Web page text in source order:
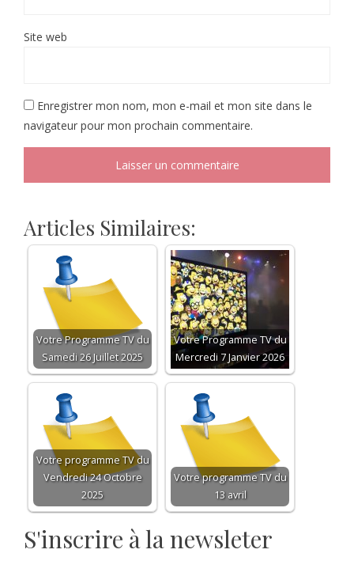
Site web
Enregistrer mon nom, mon e-mail et mon site dans le
navigateur pour mon prochain commentaire.
Articles Similaires:
Votre Programme TV du
Samedi 26 Juillet 2025
Votre Programme TV du
Mercredi 7 Janvier 2026
Votre programme TV du
Vendredi 24 Octobre
2025
Votre programme TV du
13 avril
S'inscrire à la newsleter